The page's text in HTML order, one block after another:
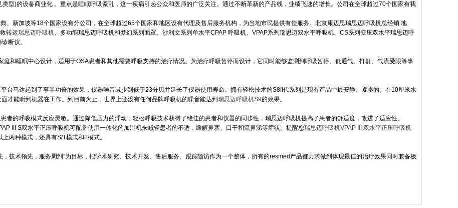
类型)的设备商业化 。重点是睡眠呼吸紊乱，这一疾病引起公众和医师的广泛关注。通过不断革新的产品线，业绩飞速的增长。公司在全球超过70个国家有我
、新加坡等18个国家设有分公司，在全球超过65个国家和地区设有代理及售后服务机构，为当地市民提供有偿服务。北京康迈思瑞思迈呼吸机总经销 地
转运瑞思迈呼吸机、多功能瑞思迈呼吸机和梦幻系列面罩、沙利文系列单水平CPAP 呼吸机、VPAP系列瑞思迈双水平呼吸机、CS系列变压双水平瑞思迈呼
断仪。
和睡眠中心设计，适用于OSA患者和其他需要呼吸支持的治疗情况。为治疗呼吸暂停而设计，它同时能够监测到呼吸暂停、低通气、打鼾、气流受限等事
台马达起到了事半功倍的效果，仪器噪音减少到低于23分贝并延长了仪器使用寿命。拥有轻松技术的S8II代系列是现有产品中最安静、紧凑的。在10厘米水
才能听到机器在工作。到目前为止，世界上还没有任何品牌呼吸机的噪音能达到 瑞思迈呼吸机S9的效果。
者的呼吸模式反应灵敏。通过降低压力的浮动，轻松呼吸技术获得了绝佳的患者和仪器的同步性，瑞思迈呼吸机提高了患者的舒适度，改进了适应性。
III S双水平正压呼吸机可配备使用一体化的加湿机来减轻患者的不适，缓解鼻塞、口干和流鼻涕等症状。提醒您瑞思迈呼吸机VPAP III 双水平正压呼吸机
两种模式，还具有S/T模式和T模式。
，技术领先，服务周到”为目标，把学术研究、技术开发、售后服务、跟踪随访作为一个整体，所有的resmed产品都力求做到体现最佳的治疗效果同时兼备极